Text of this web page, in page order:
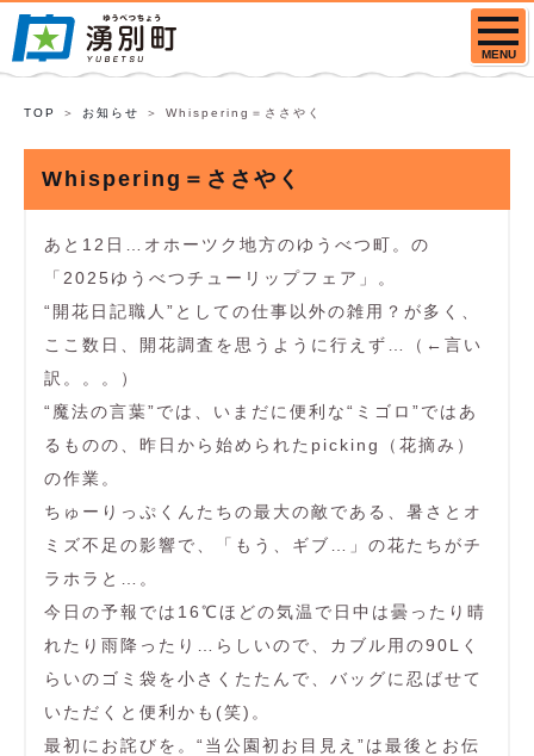
MENU
TOP お知らせ Whispering＝ささやく
Whispering＝ささやく
あと12日…オホーツク地方のゆうべつ町。の
「2025ゆうべつチューリップフェア」。
“開花日記職人”としての仕事以外の雑用？が多く、
ここ数日、開花調査を思うように行えず…（←言い
訳。。。）
“魔法の言葉”では、いまだに便利な“ミゴロ”ではあ
るものの、昨日から始められたpicking（花摘み）
の作業。
ちゅーりっぷくんたちの最大の敵である、暑さとオ
ミズ不足の影響で、「もう、ギブ…」の花たちがチ
ラホラと…。
今日の予報では16℃ほどの気温で日中は曇ったり晴
れたり雨降ったり…らしいので、カブル用の90Lく
らいのゴミ袋を小さくたたんで、バッグに忍ばせて
いただくと便利かも(笑)。
最初にお詫びを。“当公園初お目見え”は最後とお伝